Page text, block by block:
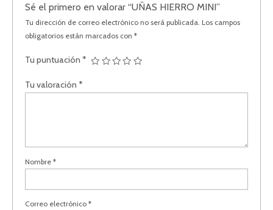
Sé el primero en valorar “UÑAS HIERRO MINI”
Tu dirección de correo electrónico no será publicada. Los campos
obligatorios están marcados con*
Tu puntuación*
Tu valoración*
Nombre*
Correo electrónico*